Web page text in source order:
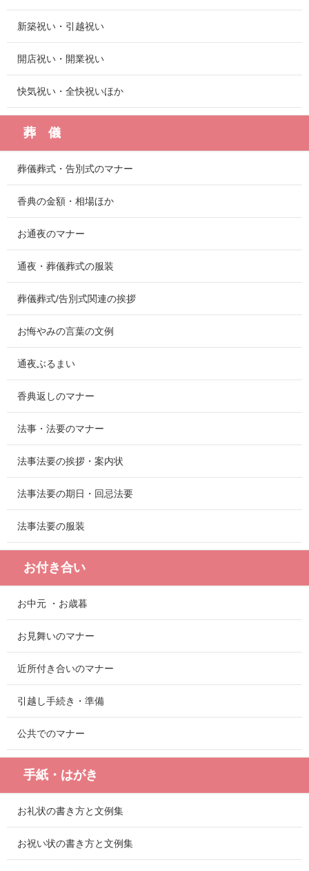
新築祝い・引越祝い
開店祝い・開業祝い
快気祝い・全快祝いほか
葬 儀
葬儀葬式・告別式のマナー
香典の金額・相場ほか
お通夜のマナー
通夜・葬儀葬式の服装
葬儀葬式/告別式関連の挨拶
お悔やみの言葉の文例
通夜ぶるまい
香典返しのマナー
法事・法要のマナー
法事法要の挨拶・案内状
法事法要の期日・回忌法要
法事法要の服装
お付き合い
お中元 ・お歳暮
お見舞いのマナー
近所付き合いのマナー
引越し手続き・準備
公共でのマナー
手紙・はがき
お礼状の書き方と文例集
お祝い状の書き方と文例集